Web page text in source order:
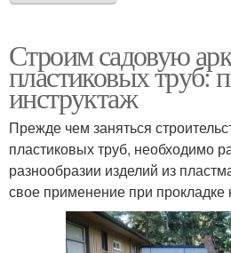
Строим садовую
пластиковых труб:
инструктаж
Прежде чем заняться
пластиковых труб, необходимо
разнообразии изделий из
свое применение при прокладке